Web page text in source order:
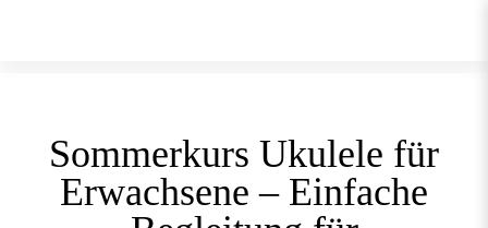
Sommerkurs Ukulele für
Erwachsene – Einfache